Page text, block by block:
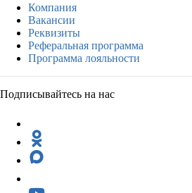
Компания
Вакансии
Реквизиты
Реферальная программа
Программа лояльности
Подписывайтесь на нас